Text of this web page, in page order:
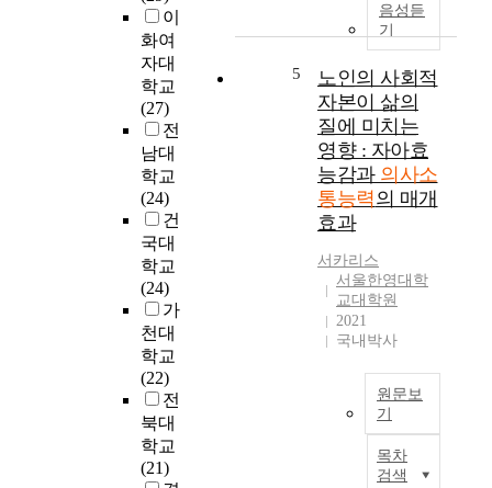
이
화여
자대
학교
(27)
전
남대
학교
(24)
건
국대
학교
(24)
가
천대
학교
(22)
전
북대
학교
(21)
음성듣
기
5
노인의 사회적
자본이 삶의
질에 미치는
영향 : 자아효
능감과 의사소
통능력의 매개
효과
서카리스
서울한영대학
교대학원
2021
국내박사
원문보
기
목차
검색